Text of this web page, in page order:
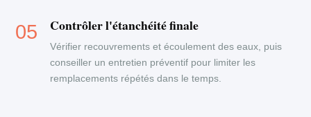
Contrôler l'étanchéité finale
Vérifier recouvrements et écoulement des eaux, puis
conseiller un entretien préventif pour limiter les
remplacements répétés dans le temps.